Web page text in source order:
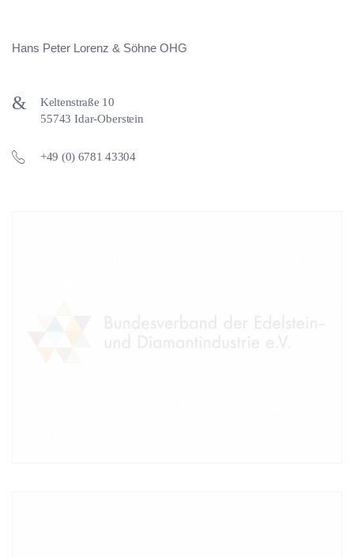
Hans Peter Lorenz & Söhne OHG
Keltenstraße 10
55743 Idar-Oberstein
+49 (0) 6781 43304